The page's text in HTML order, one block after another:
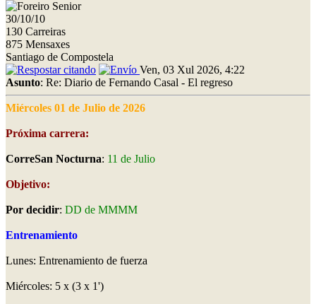
30/10/10
130 Carreiras
875 Mensaxes
Santiago de Compostela
Ven, 03 Xul 2026, 4:22
Asunto: Re: Diario de Fernando Casal - El regreso
Miércoles 01 de Julio de 2026
Próxima carrera:
CorreSan Nocturna: 11 de Julio
Objetivo:
Por decidir: DD de MMMM
Entrenamiento
Lunes: Entrenamiento de fuerza
Miércoles: 5 x (3 x 1')